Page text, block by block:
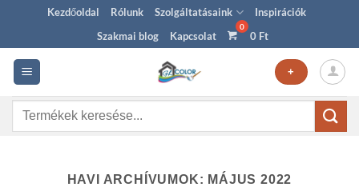
content
Kezdőoldal Rólunk Szolgáltatásaink
Inspirációk
Szakmai blog
Kapcsolat 0 Ft
+
Keresés
HAVI ARCHÍVUMOK: MÁJUS 2022